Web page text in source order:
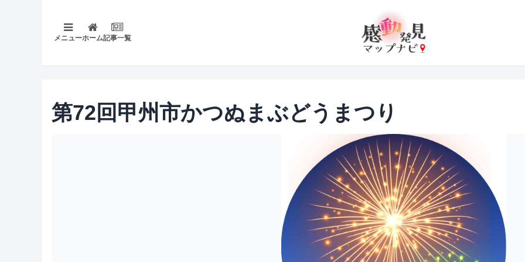
メニューホーム記事一覧
第72回甲州市かつぬまぶどうまつり